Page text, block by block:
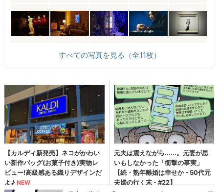
すべての写真を見る（全11枚）